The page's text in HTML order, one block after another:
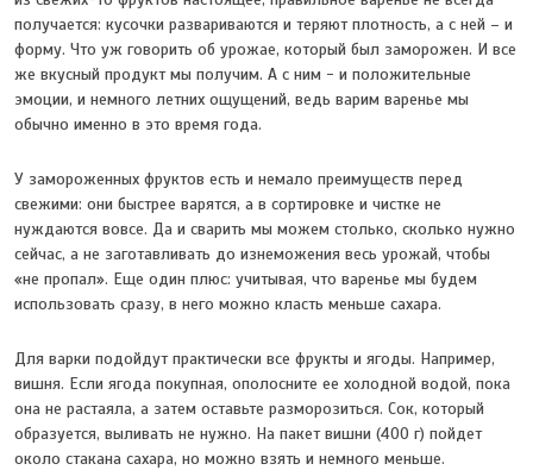
получается: кусочки развариваются и теряют плотность, а с ней – и
форму. Что уж говорить об урожае, который был заморожен. И все
же вкусный продукт мы получим. А с ним - и положительные
эмоции, и немного летних ощущений, ведь варим варенье мы
обычно именно в это время года.
У замороженных фруктов есть и немало преимуществ перед
свежими: они быстрее варятся, а в сортировке и чистке не
нуждаются вовсе. Да и сварить мы можем столько, сколько нужно
сейчас, а не заготавливать до изнеможения весь урожай, чтобы
«не пропал». Еще один плюс: учитывая, что варенье мы будем
использовать сразу, в него можно класть меньше сахара.
Для варки подойдут практически все фрукты и ягоды. Например,
вишня. Если ягода покупная, ополосните ее холодной водой, пока
она не растаяла, а затем оставьте разморозиться. Сок, который
образуется, выливать не нужно. На пакет вишни (400 г) пойдет
около стакана сахара, но можно взять и немного меньше.